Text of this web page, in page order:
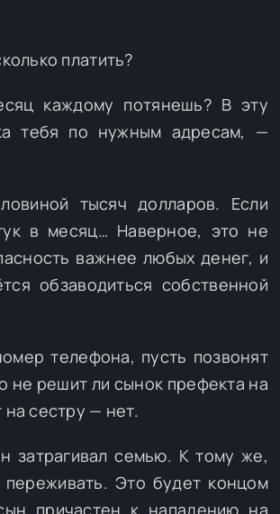
платить?
каждому потянешь? В эту
тебя по нужным адресам, —
тысяч долларов. Если
в месяц… Наверное, это не
важнее любых денег, и
обзаводиться собственной
телефона, пусть позвонят
не решит ли сынок префекта на
сестру — нет.
затрагивал семью. К тому же,
Это будет концом
причастен к нападению на